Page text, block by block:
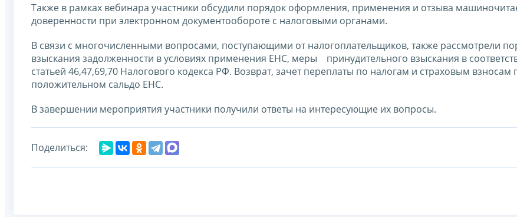
Также в рамках вебинара участники обсудили порядок оформления, применения и отзыва
доверенности при электронном документообороте с налоговыми органами.
В связи с многочисленными вопросами, поступающими от налогоплательщиков, также рассмотрели
взыскания задолженности в условиях применения ЕНС, меры принудительного взыскания в
статьей 46,47,69,70 Налогового кодекса РФ. Возврат, зачет переплаты по налогам и страховым взносам
положительном сальдо ЕНС.
В завершении мероприятия участники получили ответы на интересующие их вопросы.
Поделиться: